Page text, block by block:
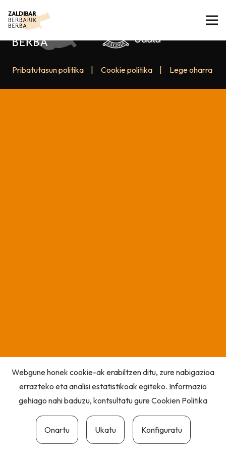
Pribatutasun politika Cookie politika Lege oharra
Webgune honek cookie-ak erabiltzen ditu, zure nabigazioa
errazteko eta analisi estatistikoak egiteko. Informazio
gehiago nahi baduzu, kontsultatu gureCookien Politika
Onartu Ukatu Konfiguratu